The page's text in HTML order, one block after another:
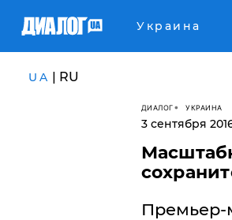
Украина
UA | RU
ДИАЛОГ УКРАИНА
3 сентября
Премьер-